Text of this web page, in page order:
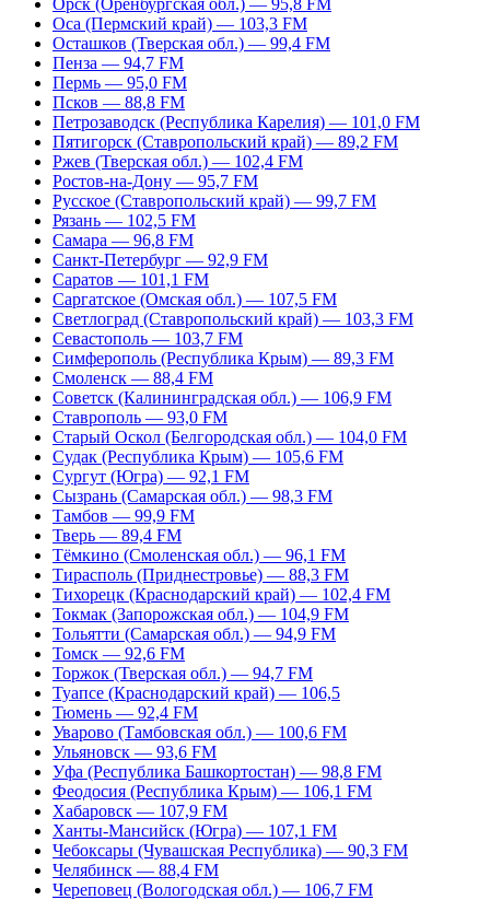
Орск (Оренбургская обл.) — 95,8 FM
Оса (Пермский край) — 103,3 FM
Осташков (Тверская обл.) — 99,4 FM
Пенза — 94,7 FM
Пермь — 95,0 FM
Псков — 88,8 FM
Петрозаводск (Республика Карелия) — 101,0 FM
Пятигорск (Ставропольский край) — 89,2 FM
Ржев (Тверская обл.) — 102,4 FM
Ростов-на-Дону — 95,7 FM
Русское (Ставропольский край) — 99,7 FM
Рязань — 102,5 FM
Самара — 96,8 FM
Санкт-Петербург — 92,9 FM
Саратов — 101,1 FM
Саргатское (Омская обл.) — 107,5 FM
Светлоград (Ставропольский край) — 103,3 FM
Севастополь — 103,7 FM
Симферополь (Республика Крым) — 89,3 FM
Смоленск — 88,4 FM
Советск (Калининградская обл.) — 106,9 FM
Ставрополь — 93,0 FM
Старый Оскол (Белгородская обл.) — 104,0 FM
Судак (Республика Крым) — 105,6 FM
Сургут (Югра) — 92,1 FM
Сызрань (Самарская обл.) — 98,3 FM
Тамбов — 99,9 FM
Тверь — 89,4 FM
Тёмкино (Смоленская обл.) — 96,1 FM
Тирасполь (Приднестровье) — 88,3 FM
Тихорецк (Краснодарский край) — 102,4 FM
Токмак (Запорожская обл.) — 104,9 FM
Тольятти (Самарская обл.) — 94,9 FM
Томск — 92,6 FM
Торжок (Тверская обл.) — 94,7 FM
Туапсе (Краснодарский край) — 106,5
Тюмень — 92,4 FM
Уварово (Тамбовская обл.) — 100,6 FM
Ульяновск — 93,6 FM
Уфа (Республика Башкортостан) — 98,8 FM
Феодосия (Республика Крым) — 106,1 FM
Хабаровск — 107,9 FM
Ханты-Мансийск (Югра) — 107,1 FM
Чебоксары (Чувашская Республика) — 90,3 FM
Челябинск — 88,4 FM
Череповец (Вологодская обл.) — 106,7 FM